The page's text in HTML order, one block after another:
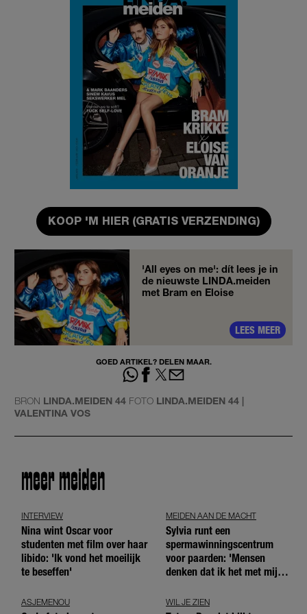
KOOP 'M HIER (GRATIS VERZENDING)
'All eyes on me': dít lees je in
de nieuwste LINDA.meiden
met Bram en Eloise
LEES MEER
GOED ARTIKEL? DELEN MAAR.
BRON LINDA.MEIDEN 44 FOTO LINDA.MEIDEN 44 |
VALENTINA VOS
meer meiden
INTERVIEW
Nina wint Oscar voor
studenten met film over haar
libido: 'Ik vond het moeilijk
te beseffen'
MEIDEN AAN DE MACHT
Sylvia runt een
spermawinningscentrum
voor paarden: 'Mensen
denken dat ik het met mijn
ASJEMENOU WIL JE ZIEN